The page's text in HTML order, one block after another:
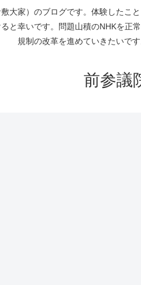
大家）のブログです。体験したこ
と幸いです。問題山積のNHKを
規制の改革を進めていきたい
前参議